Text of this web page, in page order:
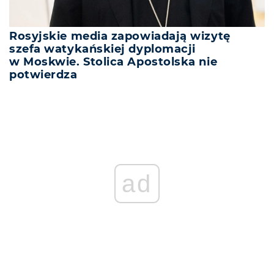
Rosyjskie media zapowiadają wizytę
szefa watykańskiej dyplomacji
w Moskwie. Stolica Apostolska nie
potwierdza